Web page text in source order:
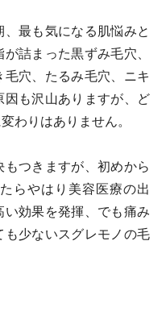
最も気になる肌悩みと
詰まった黒ずみ毛穴、
穴、たるみ毛穴、ニキ
因も沢山ありますが、ど
わりはありません。
つきますが、初めから
らやはり美容医療の出
効果を発揮、でも痛み
少ないスグレモノの毛